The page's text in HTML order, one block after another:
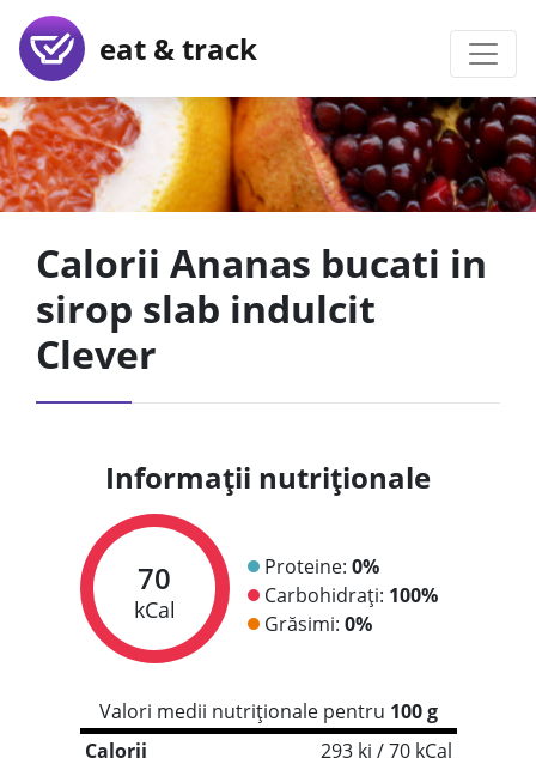
eat & track
Calorii Ananas bucati in
sirop slab indulcit
Clever
Informații nutriționale
70
kCal
Proteine: 0%
Carbohidrați: 100%
Grăsimi: 0%
Valori medii nutriționale pentru 100 g
Calorii
293 kj / 70 kCal